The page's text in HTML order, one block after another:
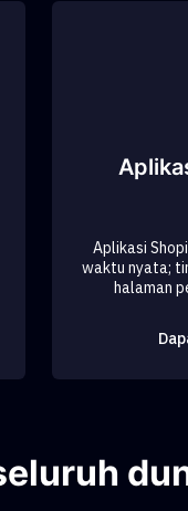
Aplikasi
waktu nyata;
halaman